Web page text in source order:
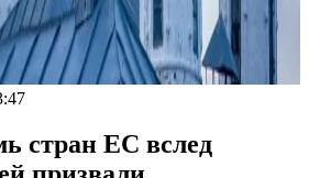
стран ЕС вслед